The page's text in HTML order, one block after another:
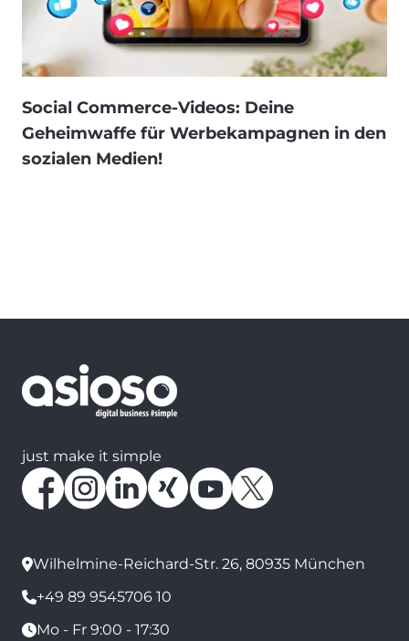
Social Commerce-Videos: Deine
Geheimwaffe für Werbekampagnen in den
sozialen Medien!
just make it simple
Wilhelmine-Reichard-Str. 26, 80935 München
+49 89 9545706 10
Mo - Fr 9:00 - 17:30